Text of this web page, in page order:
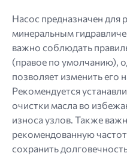
Насос предназначен для
минеральным
важно соблюдать
(правое по умолчанию),
позволяет изменить его
Рекомендуется
очистки масла во
износа узлов. Также
рекомендованную
сохранить